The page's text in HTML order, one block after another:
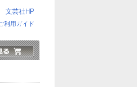
文芸社HP
利用ガイド